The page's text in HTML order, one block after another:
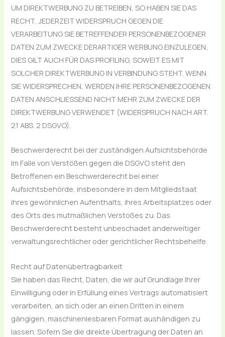
UM DIREKTWERBUNG ZU BETREIBEN, SO HABEN SIE DAS
RECHT, JEDERZEIT WIDERSPRUCH GEGEN DIE
VERARBEITUNG SIE BETREFFENDER PERSONENBEZOGENER
DATEN ZUM ZWECKE DERARTIGER WERBUNG EINZULEGEN;
DIES GILT AUCH FÜR DAS PROFILING, SOWEIT ES MIT
SOLCHER DIREKTWERBUNG IN VERBINDUNG STEHT. WENN
SIE WIDERSPRECHEN, WERDEN IHRE PERSONENBEZOGENEN
DATEN ANSCHLIESSEND NICHT MEHR ZUM ZWECKE DER
DIREKTWERBUNG VERWENDET (WIDERSPRUCH NACH ART.
21 ABS. 2 DSGVO).
Beschwerde­recht bei der zuständigen Aufsichts­behörde
Im Falle von Verstößen gegen die DSGVO steht den
Betroffenen ein Beschwerderecht bei einer
Aufsichtsbehörde, insbesondere in dem Mitgliedstaat
ihres gewöhnlichen Aufenthalts, ihres Arbeitsplatzes oder
des Orts des mutmaßlichen Verstoßes zu. Das
Beschwerderecht besteht unbeschadet anderweitiger
verwaltungsrechtlicher oder gerichtlicher Rechtsbehelfe.
Recht auf Daten­übertrag­barkeit
Sie haben das Recht, Daten, die wir auf Grundlage Ihrer
Einwilligung oder in Erfüllung eines Vertrags automatisiert
verarbeiten, an sich oder an einen Dritten in einem
gängigen, maschinenlesbaren Format aushändigen zu
lassen. Sofern Sie die direkte Übertragung der Daten an